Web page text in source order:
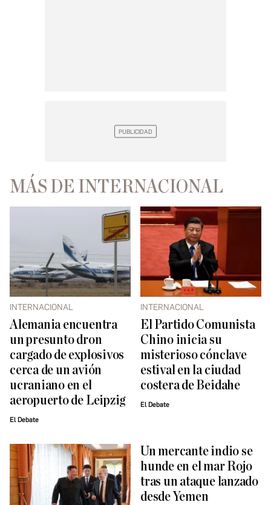
MÁS DE INTERNACIONAL
INTERNACIONAL
Alemania encuentra
un presunto dron
cargado de explosivos
cerca de un avión
ucraniano en el
aeropuerto de Leipzig
El Debate
INTERNACIONAL
El Partido Comunista
Chino inicia su
misterioso cónclave
estival en la ciudad
costera de Beidahe
El Debate
Un mercante indio se
hunde en el mar Rojo
tras un ataque lanzado
desde Yemen